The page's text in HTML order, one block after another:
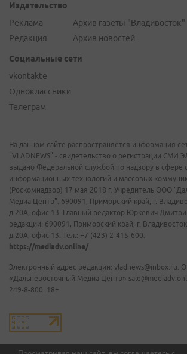
Издательство
Реклама
Редакция
Архив газеты "Владивосток"
Архив новостей
Социальные сети
vkontakte
Одноклассники
Телеграм
На данном сайте распространяется информация
"VLADNEWS" - свидетельство о регистрации СМИ
выдано Федеральной службой по надзору в сфере
информационных технологий и массовых
(Роскомнадзор) 17 мая 2018 г. Учредитель ООО
Медиа Центр". 690091, Приморский край, г.
д.20А, офис 13. Главный редактор Юркевич
редакции: 690091, Приморский край, г.
д.20А, офис 13. Тел.: +7 (423) 2-415-600.
https://mediadv.online/
Электронный адрес редакции: vladnews@inbox.ru.
«Дальневосточный Медиа Центр»
249-8-800. 18+